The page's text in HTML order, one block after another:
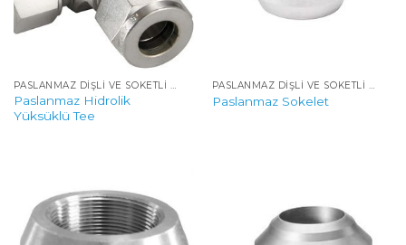
PASLANMAZ DIŞLI VE SOKETLI YÜKSEK BASINÇLI FITTINGS
Paslanmaz Hidrolik
Yüksüklü Tee
PASLANMAZ DIŞLI VE SOKETLI YÜKSEK BASINÇLI FITTINGS
Paslanmaz Sokelet